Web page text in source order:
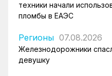
техники начали
пломбы в ЕАЭС
Регионы 07.08.2026
Железнодорожники
девушку